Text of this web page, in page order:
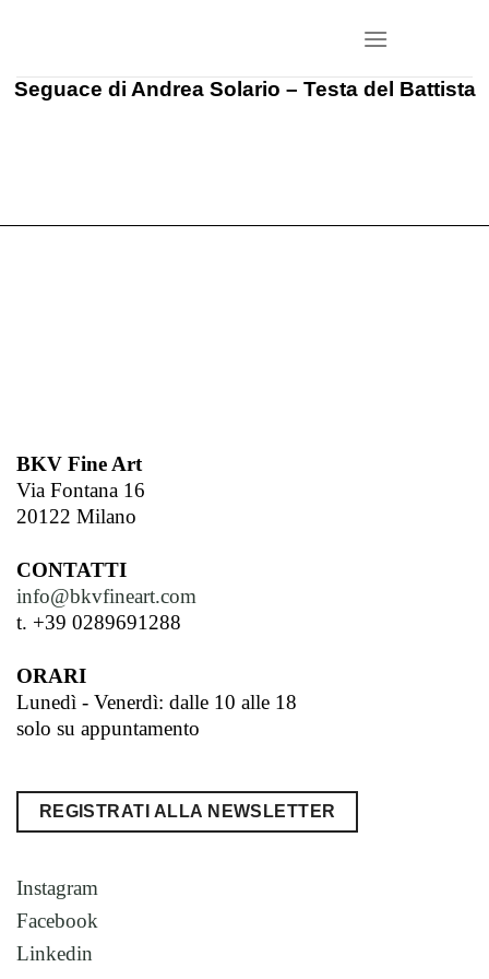
Seguace di Andrea Solario – Testa del Battista
BKV Fine Art
Via Fontana 16
20122 Milano
CONTATTI
info@bkvfineart.com
t. +39 0289691288
ORARI
Lunedì - Venerdì: dalle 10 alle 18
solo su appuntamento
REGISTRATI ALLA NEWSLETTER
Instagram
Facebook
Linkedin